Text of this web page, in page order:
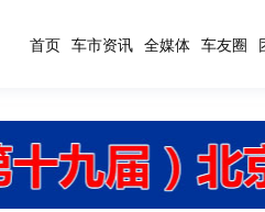
首页 车市资讯 全媒体 车友圈